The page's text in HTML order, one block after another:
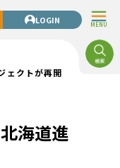
MENU
LOGIN
ェクトが再開
海道進